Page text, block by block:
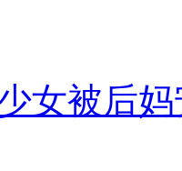
女被后